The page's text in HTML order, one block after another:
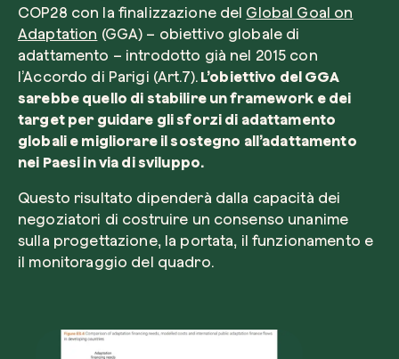
COP28 con la finalizzazione del Global Goal on
Adaptation (GGA) – obiettivo globale di
adattamento – introdotto già nel 2015 con
l’Accordo di Parigi (Art.7).L’obiettivo del GGA
sarebbe quello di stabilire un framework e dei
target per guidare gli sforzi di adattamento
globali e migliorare il sostegno all’adattamento
nei Paesi in via di sviluppo.
Questo risultato dipenderà dalla capacità dei
negoziatori di costruire un consenso unanime
sulla progettazione, la portata, il funzionamento e
il monitoraggio del quadro.